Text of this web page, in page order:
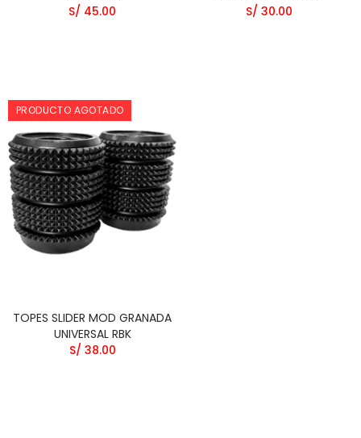
S/ 45.00
S/ 30.00
PRODUCTO AGOTADO
TOPES SLIDER MOD GRANADA
UNIVERSAL RBK
S/ 38.00